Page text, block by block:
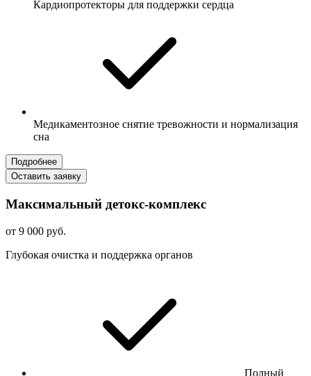
Кардиопротекторы для поддержки сердца
Медикаментозное снятие тревожности и нормализация
сна
Подробнее
Оставить заявку
Максимальный детокс-комплекс
от 9 000 руб.
Глубокая очистка и поддержка органов
Полный